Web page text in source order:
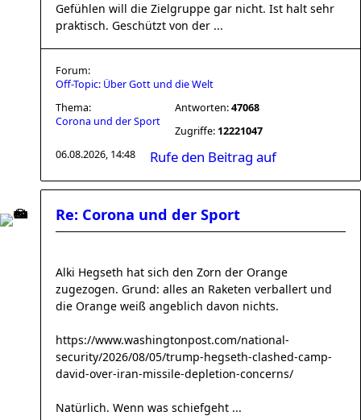
Gefühlen will die Zielgruppe gar nicht. Ist halt sehr
praktisch. Geschützt von der ...
Forum:
Off-Topic: Über Gott und die Welt
Thema:
Corona und der Sport
Antworten:47068
Zugriffe: 12221047
06.08.2026, 14:48
Rufe den Beitrag auf
Re: Corona und der Sport
Alki Hegseth hat sich den Zorn der Orange
zugezogen. Grund: alles an Raketen verballert und
die Orange weiß angeblich davon nichts.
https://www.washingtonpost.com/national-
security/2026/08/05/trump-hegseth-clashed-camp-
david-over-iran-missile-depletion-concerns/
Natürlich. Wenn was schiefgeht ...